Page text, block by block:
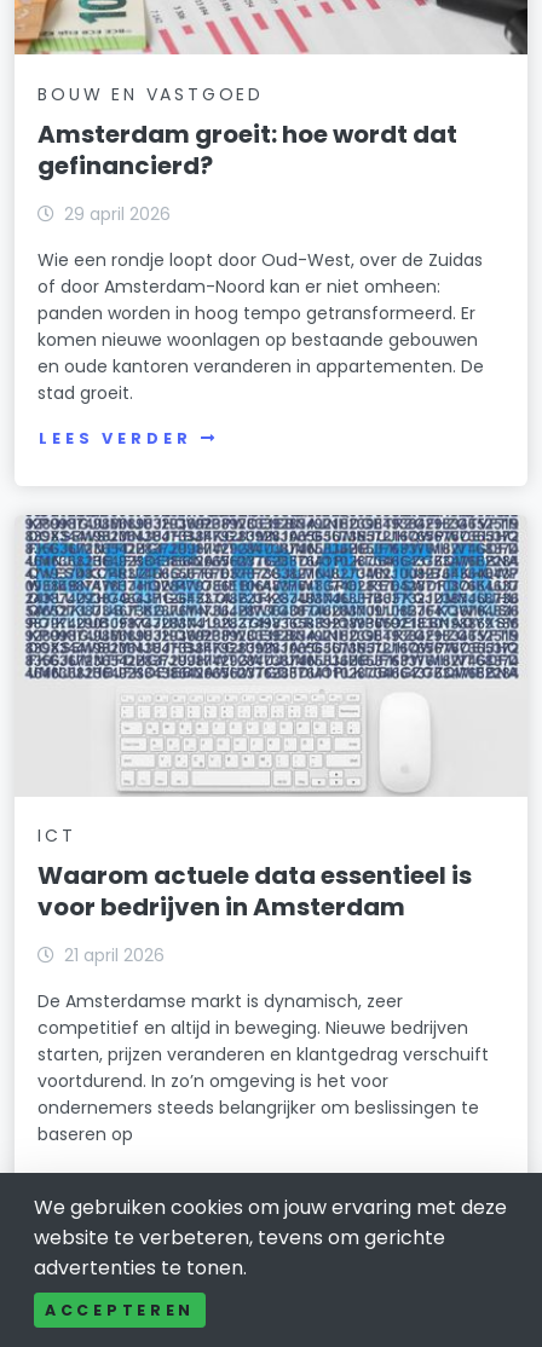
BOUW EN VASTGOED
Amsterdam groeit: hoe wordt dat
gefinancierd?
29 april 2026
Wie een rondje loopt door Oud-West, over de Zuidas
of door Amsterdam-Noord kan er niet omheen:
panden worden in hoog tempo getransformeerd. Er
komen nieuwe woonlagen op bestaande gebouwen
en oude kantoren veranderen in appartementen. De
stad groeit.
LEES VERDER
ICT
Waarom actuele data essentieel is
voor bedrijven in Amsterdam
21 april 2026
De Amsterdamse markt is dynamisch, zeer
competitief en altijd in beweging. Nieuwe bedrijven
starten, prijzen veranderen en klantgedrag verschuift
voortdurend. In zo’n omgeving is het voor
ondernemers steeds belangrijker om beslissingen te
baseren op
LEES VERDER
We gebruiken cookies om jouw ervaring met deze
website te verbeteren, tevens om gerichte
advertenties te tonen.
ACCEPTEREN